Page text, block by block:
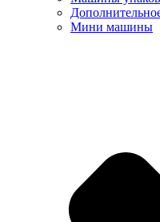
Мини машины